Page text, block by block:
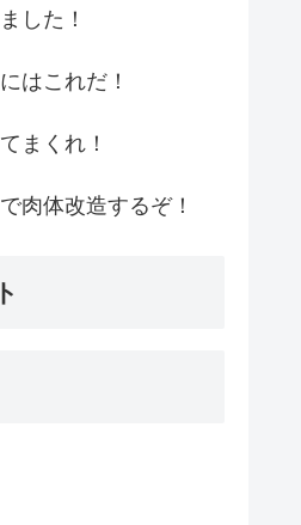
した！
はこれだ！
まくれ！
肉体改造するぞ！